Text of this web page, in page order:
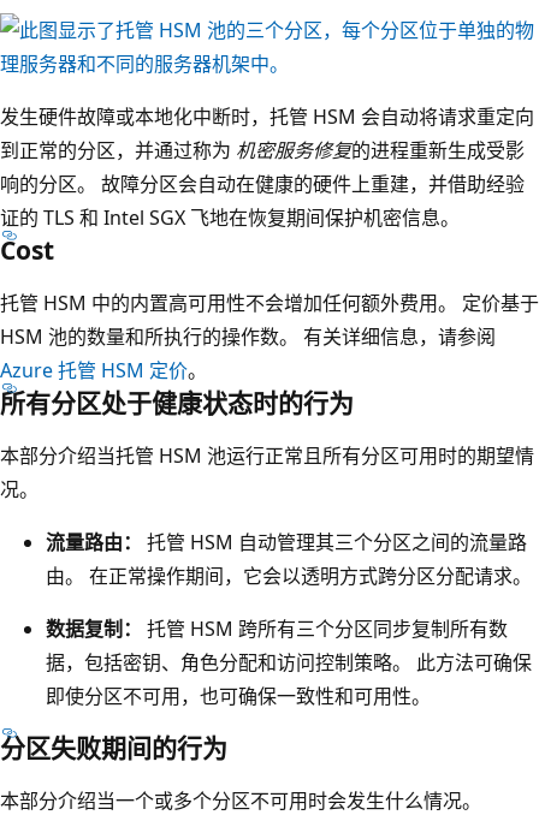
位
于
示
意
图
部
的
是
H
S
M
制
器
发生硬件故障或本地化中断时，托管 HSM 会自动将请求重定向
到正常的分区，并通过称为 机密服务修复的进程重新生成受影
响的分区。 故障分区会自动在健康的硬件上重建，并借助经验
证的 TLS 和 Intel SGX 飞地在恢复期间保护机密信息。
Cost
托管 HSM 中的内置高可用性不会增加任何额外费用。 定价基于
HSM 池的数量和所执行的操作数。 有关详细信息，请参阅
Azure 托管 HSM 定价。
所有分区处于健康状态时的行为
本部分介绍当托管 HSM 池运行正常且所有分区可用时的期望情
况。
流量路由：
托管 HSM 自动管理其三个分区之间的流量路
由。 在正常操作期间，它会以透明方式跨分区分配请求。
数据复制：
托管 HSM 跨所有三个分区同步复制所有数
据，包括密钥、角色分配和访问控制策略。 此方法可确保
即使分区不可用，也可确保一致性和可用性。
分区失败期间的行为
本部分介绍当一个或多个分区不可用时会发生什么情况。